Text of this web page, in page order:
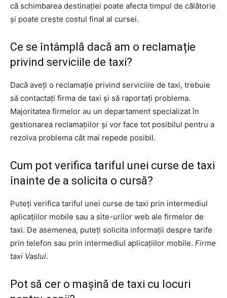
că schimbarea destinației poate afecta timpul de călătorie
și poate crește costul final al cursei.
Ce se întâmplă dacă am o reclamație
privind serviciile de taxi?
Dacă aveți o reclamație privind serviciile de taxi, trebuie
să contactați firma de taxi și să raportați problema.
Majoritatea firmelor au un departament specializat în
gestionarea reclamațiilor și vor face tot posibilul pentru a
rezolva problema cât mai repede posibil.
Cum pot verifica tariful unei curse de taxi
înainte de a solicita o cursă?
Puteți verifica tariful unei curse de taxi prin intermediul
aplicațiilor mobile sau a site-urilor web ale firmelor de
taxi. De asemenea, puteți solicita informații despre tarife
prin telefon sau prin intermediul aplicațiilor mobile. Firme
taxi Vaslui.
Pot să cer o mașină de taxi cu locuri